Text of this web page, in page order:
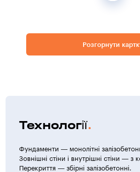
Розгорнути
Технології
Фундаменти — монолітні
Зовнішні стіни і внутрішні стіни — з
Перекриття — збірні залізобетонні.